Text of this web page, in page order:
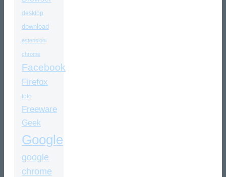
desktop
download
estensioni
chrome
Facebook
Firefox
foto
Freeware
Geek
Google
google
chrome